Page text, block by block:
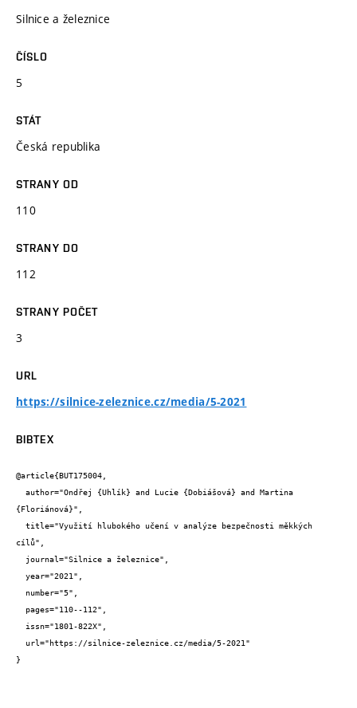
Silnice a železnice
ČÍSLO
5
STÁT
Česká republika
STRANY OD
110
STRANY DO
112
STRANY POČET
3
URL
https://silnice-zeleznice.cz/media/5-2021
BIBTEX
@article{BUT175004,
{Floriánová}",
cílů",
}